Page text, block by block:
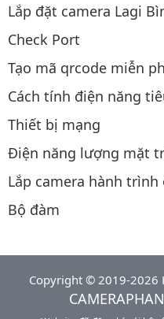
Lắp đặt camera Lagi
Check Port
Tạo mã qrcode miễn
Cách tính điện năng
Thiết bị mạng
Điện năng lượng mặt
Lắp camera hành
Bộ đàm
Copyright © 2019-2026